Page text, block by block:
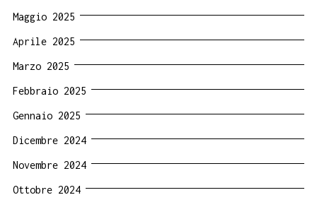
Maggio 2025
Aprile 2025
Marzo 2025
Febbraio 2025
Gennaio 2025
Dicembre 2024
Novembre 2024
Ottobre 2024